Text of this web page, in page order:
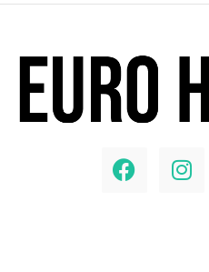
Computadores
Mini-PCs
Outros computadores
Portáteis